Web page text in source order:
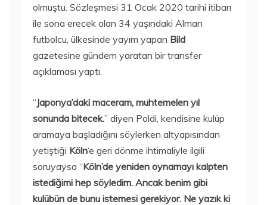
olmuştu. Sözleşmesi 31 Ocak 2020 tarihi itibarı
ile sona erecek olan 34 yaşındaki Alman
futbolcu, ülkesinde yayım yapan Bild
gazetesine gündem yaratan bir transfer
açıklaması yaptı.
“Japonya’daki maceram, muhtemelen yıl
sonunda bitecek.” diyen Poldi, kendisine kulüp
aramaya başladığını söylerken altyapısından
yetiştiği Köln‘e geri dönme ihtimaliyle ilgili
soruyaysa “Köln’de yeniden oynamayı kalpten
istediğimi hep söyledim. Ancak benim gibi
kulübün de bunu istemesi gerekiyor. Ne yazık ki